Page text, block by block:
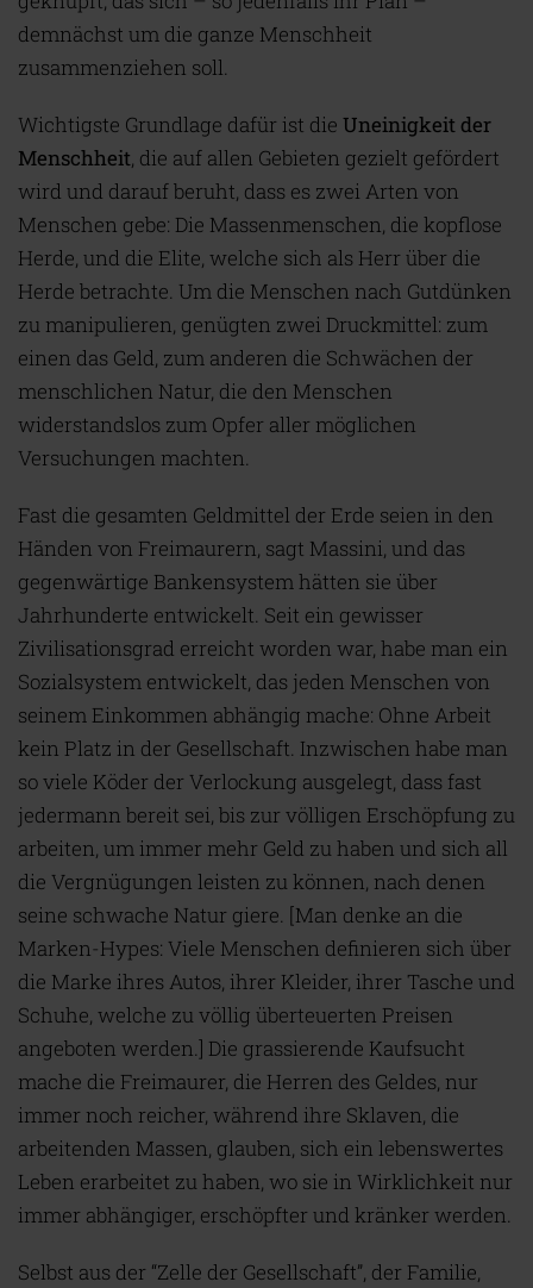
demnächst um die ganze Menschheit
zusammenziehen soll.
Wichtigste Grundlage dafür ist die Uneinigkeit der
Menschheit, die auf allen Gebieten gezielt gefördert
wird und darauf beruht, dass es zwei Arten von
Menschen gebe: Die Massenmenschen, die kopflose
Herde, und die Elite, welche sich als Herr über die
Herde betrachte. Um die Menschen nach Gutdünken
zu manipulieren, genügten zwei Druckmittel: zum
einen das Geld, zum anderen die Schwächen der
menschlichen Natur, die den Menschen
widerstandslos zum Opfer aller möglichen
Versuchungen machten.
Fast die gesamten Geldmittel der Erde seien in den
Händen von Freimaurern, sagt Massini, und das
gegenwärtige Bankensystem hätten sie über
Jahrhunderte entwickelt. Seit ein gewisser
Zivilisationsgrad erreicht worden war, habe man ein
Sozialsystem entwickelt, das jeden Menschen von
seinem Einkommen abhängig mache: Ohne Arbeit
kein Platz in der Gesellschaft. Inzwischen habe man
so viele Köder der Verlockung ausgelegt, dass fast
jedermann bereit sei, bis zur völligen Erschöpfung zu
arbeiten, um immer mehr Geld zu haben und sich all
die Vergnügungen leisten zu können, nach denen
seine schwache Natur giere. [Man denke an die
Marken-Hypes: Viele Menschen definieren sich über
die Marke ihres Autos, ihrer Kleider, ihrer Tasche und
Schuhe, welche zu völlig überteuerten Preisen
angeboten werden.] Die grassierende Kaufsucht
mache die Freimaurer, die Herren des Geldes, nur
immer noch reicher, während ihre Sklaven, die
arbeitenden Massen, glauben, sich ein lebenswertes
Leben erarbeitet zu haben, wo sie in Wirklichkeit nur
immer abhängiger, erschöpfter und kränker werden.
Selbst aus der “Zelle der Gesellschaft”, der Familie,